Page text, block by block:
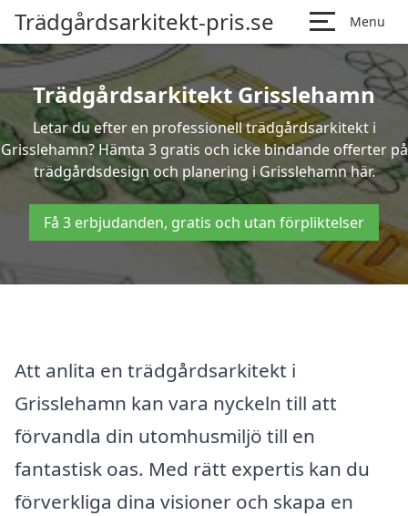
Trädgårdsarkitekt-pris.se Menu
Trädgårdsarkitekt Grisslehamn
Letar du efter en professionell trädgårdsarkitekt i
Grisslehamn? Hämta 3 gratis och icke bindande offerter på
trädgårdsdesign och planering i Grisslehamn här.
Få 3 erbjudanden, gratis och utan förpliktelser
Att anlita en trädgårdsarkitekt i
Grisslehamn kan vara nyckeln till att
förvandla din utomhusmiljö till en
fantastisk oas. Med rätt expertis kan du
förverkliga dina visioner och skapa en